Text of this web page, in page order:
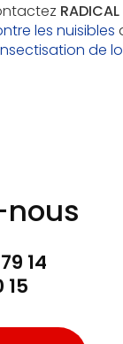
les nuisibles
de
14
15